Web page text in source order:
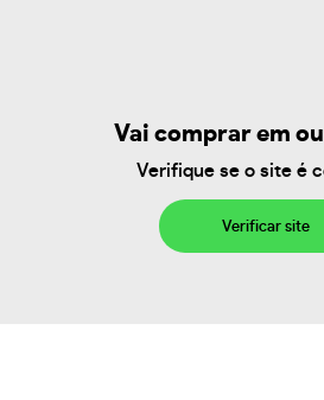
Vai comprar em
Verifique se o site é
Verificar site